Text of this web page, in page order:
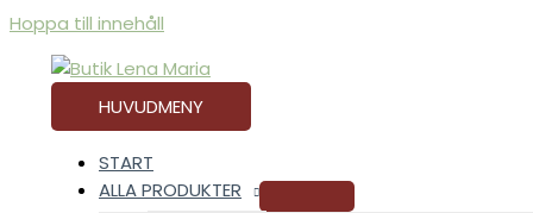
Hoppa till innehåll
HUVUDMENY
START
ALLA PRODUKTER